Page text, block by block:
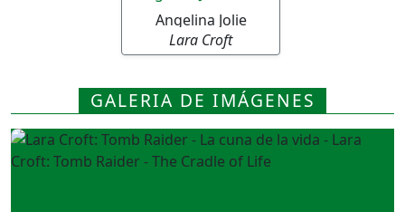
Angelina Jolie
Lara Croft
GALERIA DE IMÁGENES